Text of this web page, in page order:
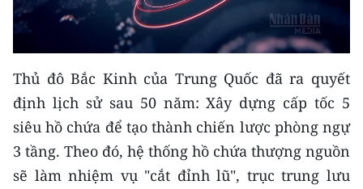
MÔI TRƯỜNG
BẠN ĐỌC
KIỂM CHỨNG THÔNG TIN
TRI THỨC CHUYÊN SÂU
54 DÂN TỘC VIỆT NAM
Video
Thủ đô Bắc Kinh của Trung Quốc đã ra quyết
định lịch sử sau 50 năm: Xây dựng cấp tốc 5
siêu hồ chứa để tạo thành chiến lược phòng ngự
3 tầng. Theo đó, hệ thống hồ chứa thượng nguồn
sẽ làm nhiệm vụ "cắt đỉnh lũ", trục trung lưu